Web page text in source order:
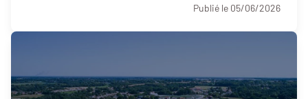
Publié le 05/06/2026